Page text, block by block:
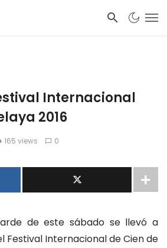
Internacional
2016
165 views 0
de este sábado se llevó a
Festival Internacional de Cien de